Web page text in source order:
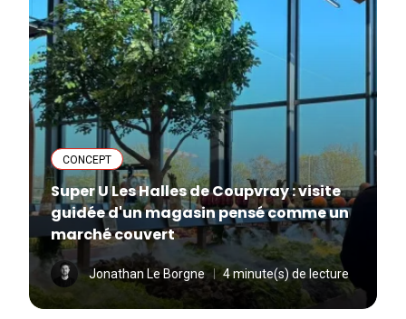
CONCEPT
Super U Les Halles de Coupvray : visite
guidée d'un magasin pensé comme un
marché couvert
Jonathan Le Borgne 4 minute(s) de lecture